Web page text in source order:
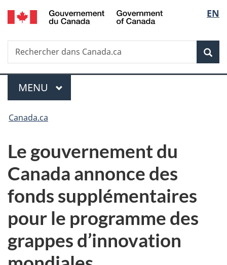
Passer
au
principal
Passer
à
Au
du
Passer
à
version
simplifiée
de
la
EN
Recherche
Rechercher
dans
Menu
MENU PRINCIPAL
Vous
ici :
Canada.ca
Le gouvernement du
Canada annonce des
fonds supplémentaires
pour le programme des
grappes d’innovation